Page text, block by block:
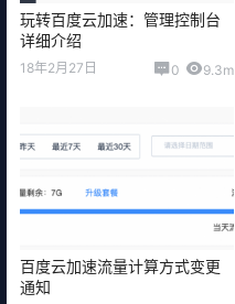
玩转百度云加速：管理控制台
详细介绍
18年2月27日 0 9.3m
百度云加速流量计算方式变更
通知